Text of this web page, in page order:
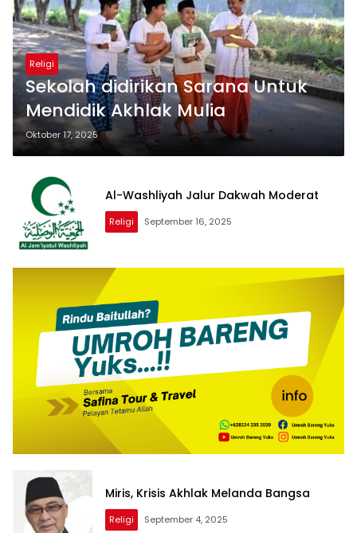
Religi
Sekolah didirikan Sarana Untuk
Mendidik Akhlak Mulia
Oktober 17, 2025
Al-Washliyah Jalur Dakwah Moderat
Religi September 16, 2025
Miris, Krisis Akhlak Melanda Bangsa
Religi September 4, 2025